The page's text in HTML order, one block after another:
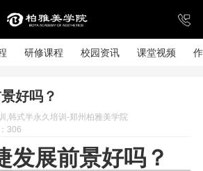
研修课程 校园资讯 课堂视频
好吗？
,韩式半永久培训-郑州柏雅美学院
306
发展前景好吗？